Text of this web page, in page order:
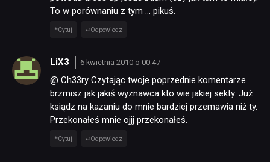
To w porównaniu z tym … pikuś.
Cytuj Odpowiedz
LiX3 6 kwietnia 2010 o 00:47
@ Ch33ry Czytając twoje poprzednie komentarze
brzmisz jak jakiś wyznawca kto wie jakiej sekty. Już
ksiądz na kazaniu do mnie bardziej przemawia niż ty.
Przekonałeś mnie ojjj przekonałeś.
Cytuj Odpowiedz